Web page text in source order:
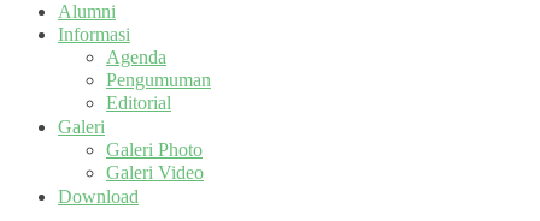
Alumni
Informasi
Agenda
Pengumuman
Editorial
Galeri
Galeri Photo
Galeri Video
Download